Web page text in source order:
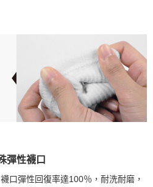
彈性襪口
口彈性回復率達100％，耐洗耐磨，